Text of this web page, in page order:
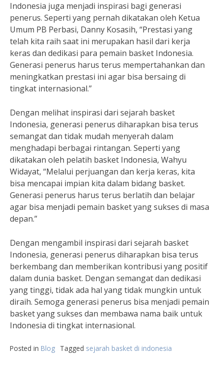
Indonesia juga menjadi inspirasi bagi generasi
penerus. Seperti yang pernah dikatakan oleh Ketua
Umum PB Perbasi, Danny Kosasih, “Prestasi yang
telah kita raih saat ini merupakan hasil dari kerja
keras dan dedikasi para pemain basket Indonesia.
Generasi penerus harus terus mempertahankan dan
meningkatkan prestasi ini agar bisa bersaing di
tingkat internasional.”
Dengan melihat inspirasi dari sejarah basket
Indonesia, generasi penerus diharapkan bisa terus
semangat dan tidak mudah menyerah dalam
menghadapi berbagai rintangan. Seperti yang
dikatakan oleh pelatih basket Indonesia, Wahyu
Widayat, “Melalui perjuangan dan kerja keras, kita
bisa mencapai impian kita dalam bidang basket.
Generasi penerus harus terus berlatih dan belajar
agar bisa menjadi pemain basket yang sukses di masa
depan.”
Dengan mengambil inspirasi dari sejarah basket
Indonesia, generasi penerus diharapkan bisa terus
berkembang dan memberikan kontribusi yang positif
dalam dunia basket. Dengan semangat dan dedikasi
yang tinggi, tidak ada hal yang tidak mungkin untuk
diraih. Semoga generasi penerus bisa menjadi pemain
basket yang sukses dan membawa nama baik untuk
Indonesia di tingkat internasional.
Posted in Blog Tagged sejarah basket di indonesia